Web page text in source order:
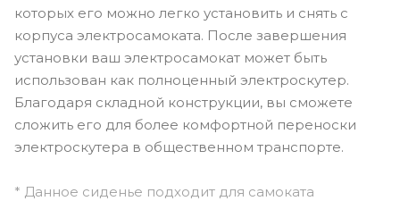
которых его можно легко установить и снять с
корпуса электросамоката. После завершения
установки ваш электросамокат может быть
использован как полноценный электроскутер.
Благодаря складной конструкции, вы сможете
сложить его для более комфортной переноски
электроскутера в общественном транспорте.
* Данное сиденье подходит для самоката